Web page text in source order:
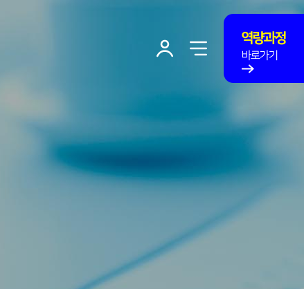
유저
사이트맵
역량과정
바로가기